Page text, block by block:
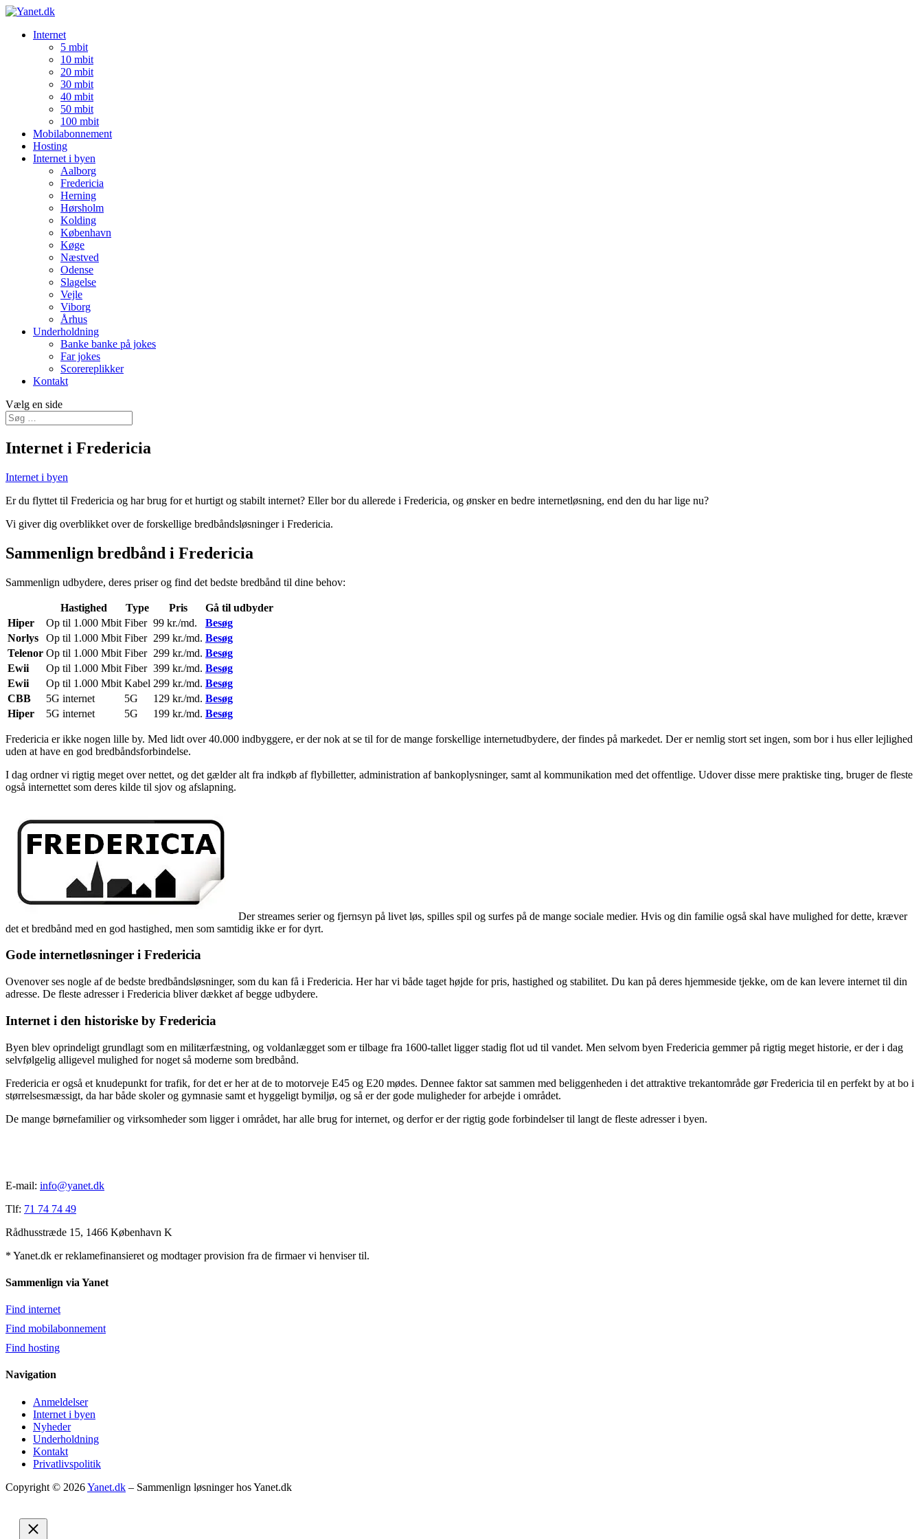
Internet
5 mbit
10 mbit
20 mbit
30 mbit
40 mbit
50 mbit
100 mbit
Mobilabonnement
Hosting
Internet i byen
Aalborg
Fredericia
Herning
Hørsholm
Kolding
København
Køge
Næstved
Odense
Slagelse
Vejle
Viborg
Århus
Underholdning
Banke banke på jokes
Far jokes
Scorereplikker
Kontakt
Vælg en side
Internet i Fredericia
Internet i byen
Er du flyttet til Fredericia og har brug for et hurtigt og stabilt internet? Eller bor du allerede i Fredericia, og ønsker en bedre internetløsning, end den du har lige nu?
Vi giver dig overblikket over de forskellige bredbåndsløsninger i Fredericia.
Sammenlign bredbånd i Fredericia
Sammenlign udbydere, deres priser og find det bedste bredbånd til dine behov:
Hastighed Type Pris
Gå til udbyder
Hiper
Op til 1.000 Mbit Fiber 99 kr./md.
Besøg
Norlys
Op til 1.000 Mbit Fiber 299 kr./md. Besøg
Telenor Op til 1.000 Mbit Fiber 299 kr./md. Besøg
Ewii
Op til 1.000 Mbit Fiber 399 kr./md. Besøg
Ewii
Op til 1.000 Mbit Kabel 299 kr./md. Besøg
CBB
5G internet 5G 129 kr./md. Besøg
Hiper
5G internet 5G 199 kr./md. Besøg
Fredericia er ikke nogen lille by. Med lidt over 40.000 indbyggere, er der nok at se til for de mange forskellige internetudbydere, der findes på markedet. Der er nemlig stort set ingen, som bor i hus eller lejlighed
uden at have en god bredbåndsforbindelse.
I dag ordner vi rigtig meget over nettet, og det gælder alt fra indkøb af flybilletter, administration af bankoplysninger, samt al kommunikation med det offentlige. Udover disse mere praktiske ting, bruger de fleste
også internettet som deres kilde til sjov og afslapning.
Der streames serier og fjernsyn på livet løs, spilles spil og surfes på de mange sociale medier. Hvis og din familie også skal have mulighed for dette, kræver
det et bredbånd med en god hastighed, men som samtidig ikke er for dyrt.
Gode internetløsninger i Fredericia
Ovenover ses nogle af de bedste bredbåndsløsninger, som du kan få i Fredericia. Her har vi både taget højde for pris, hastighed og stabilitet. Du kan på deres hjemmeside tjekke, om de kan levere internet til din
adresse. De fleste adresser i Fredericia bliver dækket af begge udbydere.
Internet i den historiske by Fredericia
Byen blev oprindeligt grundlagt som en militærfæstning, og voldanlægget som er tilbage fra 1600-tallet ligger stadig flot ud til vandet. Men selvom byen Fredericia gemmer på rigtig meget historie, er der i dag
selvfølgelig alligevel mulighed for noget så moderne som bredbånd.
Fredericia er også et knudepunkt for trafik, for det er her at de to motorveje E45 og E20 mødes. Dennee faktor sat sammen med beliggenheden i det attraktive trekantområde gør Fredericia til en perfekt by at bo i
størrelsesmæssigt, da har både skoler og gymnasie samt et hyggeligt bymiljø, og så er der gode muligheder for arbejde i området.
De mange børnefamilier og virksomheder som ligger i området, har alle brug for internet, og derfor er der rigtig gode forbindelser til langt de fleste adresser i byen.
E-mail: info@yanet.dk
Tlf: 71 74 74 49
Rådhusstræde 15, 1466 København K
* Yanet.dk er reklamefinansieret og modtager provision fra de firmaer vi henviser til.
Sammenlign via Yanet
Find internet
Find mobilabonnement
Find hosting
Navigation
Anmeldelser
Internet i byen
Nyheder
Underholdning
Kontakt
Privatlivspolitik
Copyright © 2026Yanet.dk – Sammenlign løsninger hos Yanet.dk